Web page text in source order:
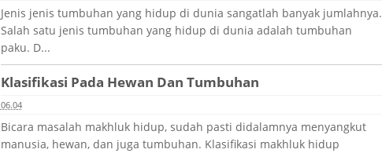
Jenis jenis tumbuhan yang hidup di dunia sangatlah banyak jumlahnya.
Salah satu jenis tumbuhan yang hidup di dunia adalah tumbuhan
paku. D...
Klasifikasi Pada Hewan Dan Tumbuhan
06.04
Bicara masalah makhluk hidup, sudah pasti didalamnya menyangkut
manusia, hewan, dan juga tumbuhan. Klasifikasi makhluk hidup